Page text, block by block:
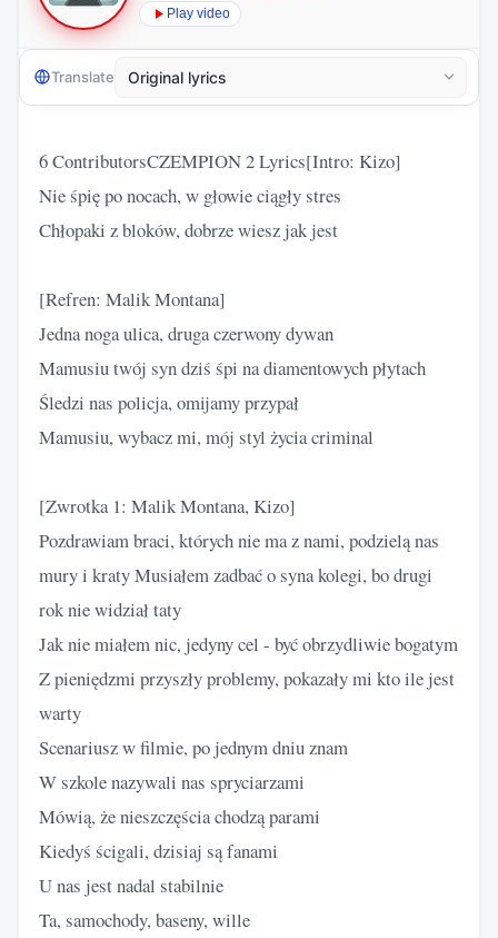
Play video
Translate
6 ContributorsCZEMPION 2 Lyrics[Intro: Kizo]
Nie śpię po nocach, w głowie ciągły stres
Chłopaki z bloków, dobrze wiesz jak jest
[Refren: Malik Montana]
Jedna noga ulica, druga czerwony dywan
Mamusiu twój syn dziś śpi na diamentowych płytach
Śledzi nas policja, omijamy przypał
Mamusiu, wybacz mi, mój styl życia criminal
[Zwrotka 1: Malik Montana, Kizo]
Pozdrawiam braci, których nie ma z nami, podzielą nas
mury i kraty Musiałem zadbać o syna kolegi, bo drugi
rok nie widział taty
Jak nie miałem nic, jedyny cel - być obrzydliwie bogatym
Z pieniędzmi przyszły problemy, pokazały mi kto ile jest
warty
Scenariusz w filmie, po jednym dniu znam
W szkole nazywali nas spryciarzami
Mówią, że nieszczęścia chodzą parami
Kiedyś ścigali, dzisiaj są fanami
U nas jest nadal stabilnie
Ta, samochody, baseny, wille